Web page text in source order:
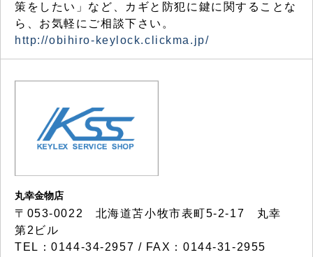
策をしたい」など、カギと防犯に鍵に関することな
ら、お気軽にご相談下さい。
http://obihiro-keylock.clickma.jp/
丸幸金物店
〒053-0022 北海道苫小牧市表町5-2-17 丸幸
第2ビル
TEL：0144-34-2957 / FAX：0144-31-2955